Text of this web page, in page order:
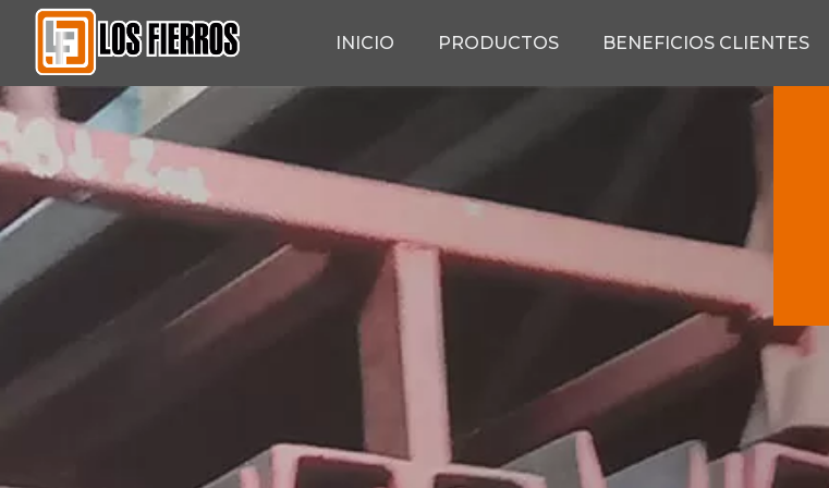
INICIO PRODUCTOS BENEFICIOS CLIENTES